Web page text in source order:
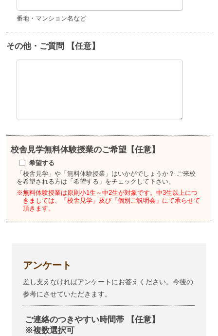
番地・マンション名など
その他・ご質問 【任意】
校舎見学無料体験授業のご希望【任意】
希望する
「校舎見学」や「無料体験授業」はいかがでしょうか？ ご来校
を希望される方は「希望する」をチェックして下さい。
※無料体験授業は原則小1生～中2生が対象です。中3生以上につ
きましては、「校舎見学」及び「個別ご説明会」にて承らせて
頂きます。
アンケート
差し支えなければアンケートにお答えください。今後の
参考にさせていただきます。
ご連絡のつきやすい時間帯 【任意】
※複数選択可